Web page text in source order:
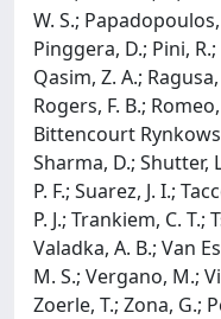
W. S.;
Pinggera, D.; Pini,
Qasim, Z. A.;
Rogers, F. B.;
Bittencourt
Sharma, D.; Shutter,
P. F.; Suarez, J. I.;
P. J.; Trankiem, C. T.;
Valadka, A. B.; Van
M. S.; Vergano, M.;
Zoerle, T.; Zona, G.;